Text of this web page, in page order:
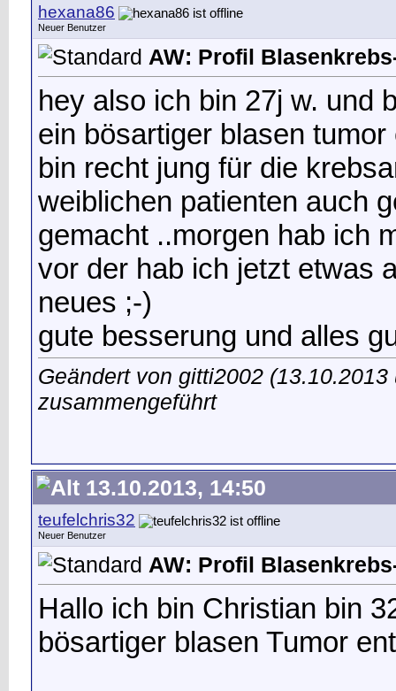
hexana86
Neuer Benutzer
AW: Profil
hey also ich bin 27j w. und
ein bösartiger blasen
bin recht jung für die
weiblichen patienten auch
gemacht ..morgen hab ich
vor der hab ich jetzt etwas
neues ;-)
gute besserung und alles
Geändert von gitti2002
zusammengeführt
13.10.2013, 14:50
teufelchris32
Neuer Benutzer
AW: Profil
Hallo ich bin Christian bin
bösartiger blasen Tumor